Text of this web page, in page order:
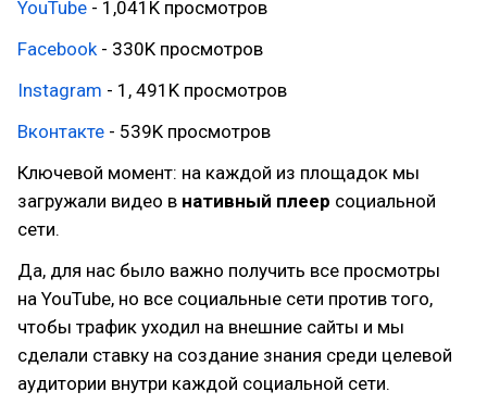
YouTube - 1,041K просмотров
Facebook- 330K просмотров
Instagram - 1, 491K просмотров
Вконтакте - 539K просмотров
Ключевой момент: на каждой из площадок мы
загружали видео в нативный плеер социальной
сети.
Да, для нас было важно получить все просмотры
на YouTube, но все социальные сети против того,
чтобы трафик уходил на внешние сайты и мы
сделали ставку на создание знания среди целевой
аудитории внутри каждой социальной сети.